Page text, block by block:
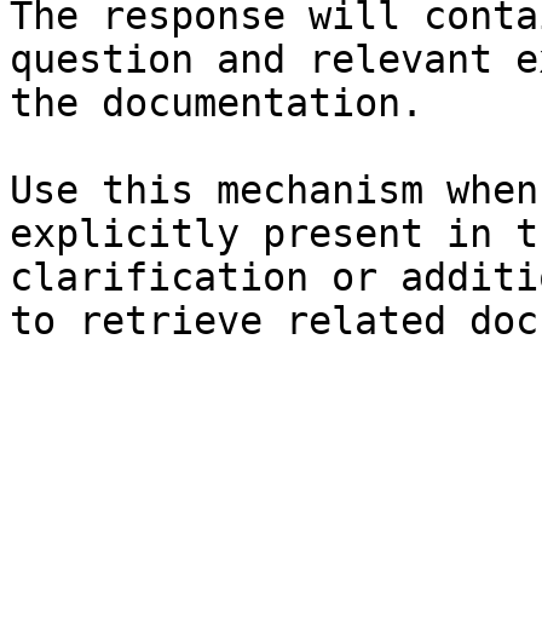
The response will
question and relevant
the documentation.
Use this mechanism
explicitly present in
clarification or